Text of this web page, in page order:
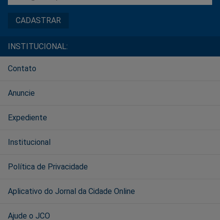
INSTITUCIONAL:
Contato
Anuncie
Expediente
Institucional
Política de Privacidade
Aplicativo do Jornal da Cidade Online
Ajude o JCO